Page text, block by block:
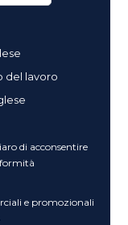
del lavoro
di acconsentire
e promozionali